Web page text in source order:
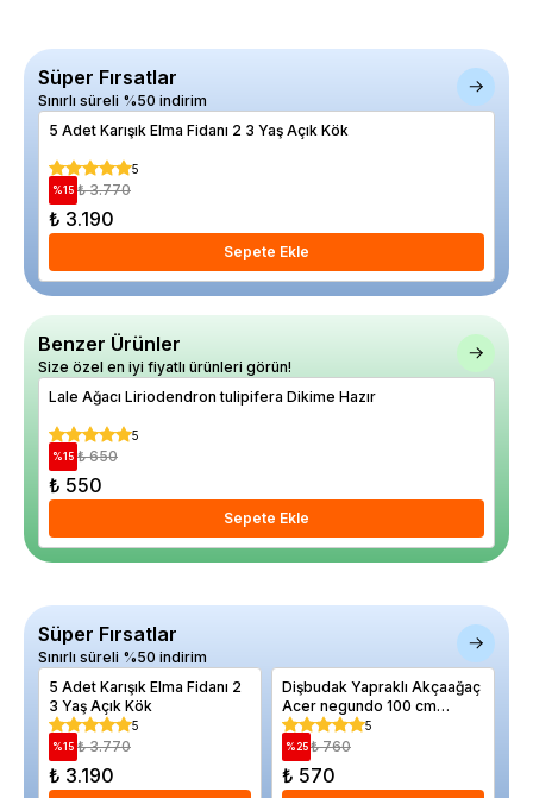
Süper Fırsatlar
Sınırlı süreli %50 indirim
5 Adet Karışık Elma Fidanı 2 3 Yaş Açık Kök
5
%15 ₺ 3.770
₺ 3.190
Sepete Ekle
Benzer Ürünler
Size özel en iyi fiyatlı ürünleri görün!
Lale Ağacı Liriodendron tulipifera Dikime Hazır
5
%15 ₺ 650
₺ 550
Sepete Ekle
Süper Fırsatlar
Sınırlı süreli %50 indirim
5 Adet Karışık Elma Fidanı 2
3 Yaş Açık Kök
5
%15 ₺ 3.770
₺ 3.190
Dişbudak Yapraklı Akçaağaç
Acer negundo 100 cm
Saksıda
5
%25 ₺ 760
₺ 570